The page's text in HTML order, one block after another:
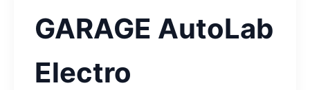
GARAGE AutoLab
Electro